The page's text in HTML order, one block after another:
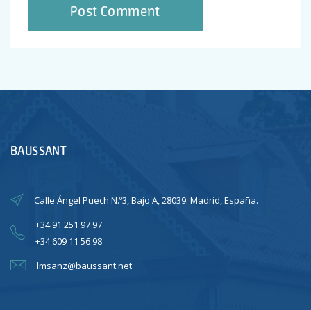
BAUSSANT
Calle Ángel Puech N.º3, Bajo A, 28039. Madrid, España.
+34 91 251 97 97
+34 609 11 56 98
lmsanz@baussant.net